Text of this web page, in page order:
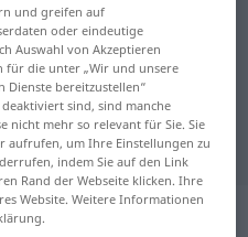
inspekce
Übersetzung
Übersetzung
und greifen auf
oder eindeutige
Auswahl von Akzeptieren
für die unter „Wir und unsere
Dienste bereitzustellen“
sind, sind manche
nicht mehr so relevant für Sie. Sie
aufrufen, um Ihre Einstellungen zu
indem Sie auf den Link
Rand der Webseite klicken. Ihre
Website. Weitere Informationen